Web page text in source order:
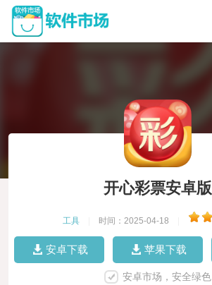
开心彩票安卓版
工具 时间：2025-04-18
安卓下载 苹果下载
安卓市场，安全绿色